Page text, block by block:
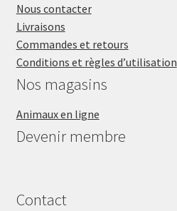
Nous contacter
Livraisons
Commandes et retours
Conditions et règles d’utilisation
Nos magasins
Animaux en ligne
Devenir membre
Contact